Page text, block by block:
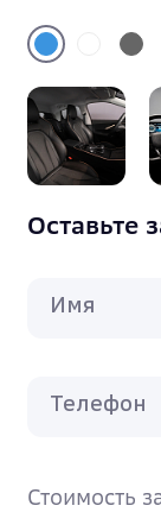
Оставьте
Имя
Телефон
Стоимость